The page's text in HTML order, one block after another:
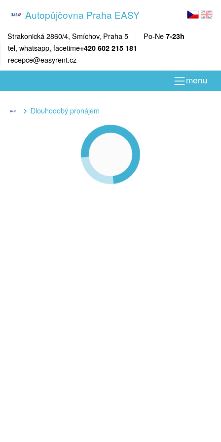
Autopůjčovna Praha EASY
Strakonická 2860/4, Smíchov, Praha 5 Po-Ne 7-23h
tel, whatsapp, facetime+420 602 215 181
recepce@easyrent.cz
menu
Dlouhodobý pronájem